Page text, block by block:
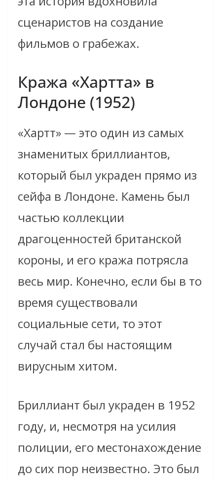
сценаристов на создание
фильмов о грабежах.
Кража «Хартта» в
Лондоне (1952)
«Хартт» — это один из самых
знаменитых бриллиантов,
который был украден прямо из
сейфа в Лондоне. Камень был
частью коллекции
драгоценностей британской
короны, и его кража потрясла
весь мир. Конечно, если бы в то
время существовали
социальные сети, то этот
случай стал бы настоящим
вирусным хитом.
Бриллиант был украден в 1952
году, и, несмотря на усилия
полиции, его местонахождение
до сих пор неизвестно. Это был